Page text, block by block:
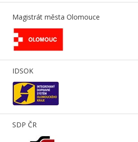
Magistrát města Olomouce
IDSOK
SDP ČR